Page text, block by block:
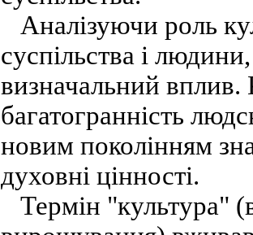
Аналізуючи роль
суспільства і
визначальний вплив.
багатогранність
новим поколінням
духовні цінності.
Термін "культура"